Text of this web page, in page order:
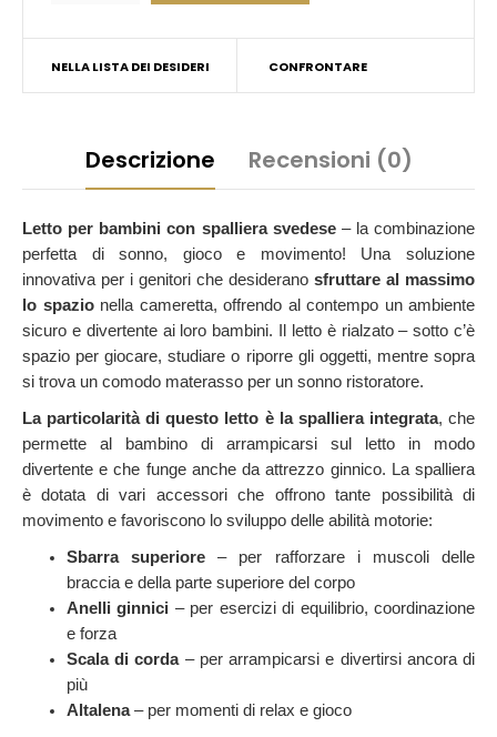
NELLA LISTA DEI DESIDERI CONFRONTARE
Descrizione Recensioni (0)
Letto per bambini con spalliera svedese– la combinazione
perfetta di sonno, gioco e movimento! Una soluzione
innovativa per i genitori che desiderano sfruttare al massimo
lo spazionella cameretta, offrendo al contempo un ambiente
sicuro e divertente ai loro bambini. Il letto è rialzato – sotto c’è
spazio per giocare, studiare o riporre gli oggetti, mentre sopra
si trova un comodo materasso per un sonno ristoratore.
La particolarità di questo letto è la spalliera integrata, che
permette al bambino di arrampicarsi sul letto in modo
divertente e che funge anche da attrezzo ginnico. La spalliera
è dotata di vari accessori che offrono tante possibilità di
movimento e favoriscono lo sviluppo delle abilità motorie:
Sbarra superiore – per rafforzare i muscoli delle
braccia e della parte superiore del corpo
Anelli ginnici – per esercizi di equilibrio, coordinazione
e forza
Scala di corda– per arrampicarsi e divertirsi ancora di
più
Altalena– per momenti di relax e gioco